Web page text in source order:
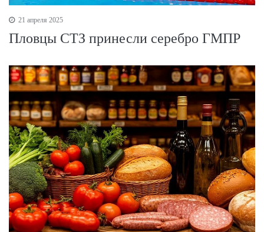
21 апреля 2025
Пловцы СТЗ принесли серебро ГМПР